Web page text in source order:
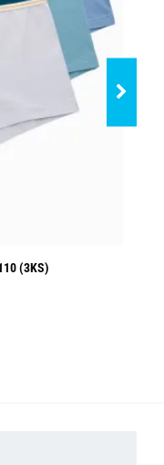
(3KS)